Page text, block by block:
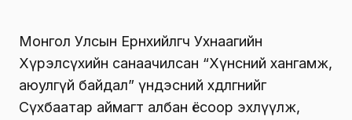
Монгол Улсын Ерөнхийлөгч Ухнаагийн
Хүрэлсүхийн санаачилсан “Хүнсний хангамж,
аюулгүй байдал” үндэсний хөдөлгөөнийг
Сүхбаатар аймагт албан ёсоор эхлүүлж,